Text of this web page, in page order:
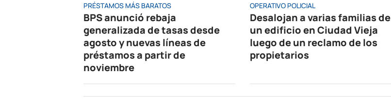
PRÉSTAMOS MÁS BARATOS
BPS anunció rebaja
generalizada de tasas desde
agosto y nuevas líneas de
préstamos a partir de
noviembre
OPERATIVO POLICIAL
Desalojan a varias familias de
un edificio en Ciudad Vieja
luego de un reclamo de los
propietarios